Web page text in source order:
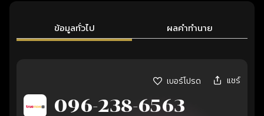
ข้อมูลทั่วไป ผลคำทำนาย
เบอร์โปรด แชร์
096-238-6563